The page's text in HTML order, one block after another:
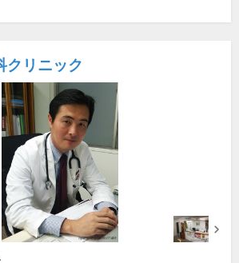
クリニック